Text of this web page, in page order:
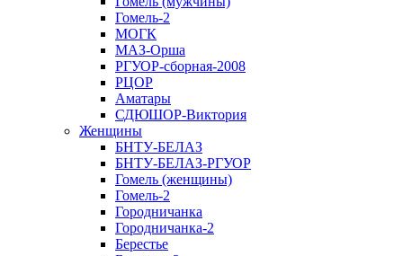
Гомель-2
МОГК
МАЗ-Орша
РГУОР-сборная-2008
РЦОР
Аматары
СДЮШОР-Виктория
Женщины
БНТУ-БЕЛАЗ
БНТУ-БЕЛАЗ-РГУОР
Гомель (женщины)
Гомель-2
Городничанка
Городничанка-2
Берестье